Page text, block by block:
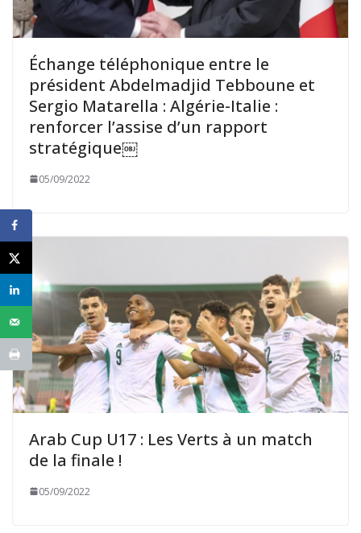
Échange téléphonique entre le
président Abdelmadjid Tebboune et
Sergio Matarella : Algérie-Italie :
renforcer l’assise d’un rapport
stratégique￼
05/09/2022
Arab Cup U17 : Les Verts à un match
de la finale !
05/09/2022